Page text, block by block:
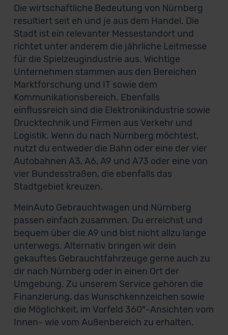
Die wirtschaftliche Bedeutung von Nürnberg
resultiert seit eh und je aus dem Handel. Die
Stadt ist ein relevanter Messestandort und
richtet unter anderem die jährliche Leitmesse
für die Spielzeugindustrie aus. Wichtige
Unternehmen stammen aus den Bereichen
Marktforschung und IT sowie dem
Kommunikationsbereich. Ebenfalls
einflussreich sind die Elektronikindustrie sowie
Drucktechnik und Firmen aus Verkehr und
Logistik. Wenn du nach Nürnberg möchtest,
nutzt du entweder die Bahn oder eine der vier
Autobahnen A3, A6, A9 und A73 oder eine von
vier Bundesstraßen, die ebenfalls das
Stadtgebiet kreuzen.
MeinAuto Gebrauchtwagen und Nürnberg
passen einfach zusammen. Du erreichst und
bequem über die A9 und bist nicht allzu lange
unterwegs. Alternativ bringen wir dein
gekauftes Gebrauchtfahrzeuge gerne auch zu
dir nach Nürnberg oder in einen Ort der
Umgebung. Zu unserem Service gehören die
Finanzierung, das Wunschkennzeichen sowie
die Möglichkeit, im Vorfeld 360°-Ansichten vom
Innen- wie vom Außenbereich zu erhalten.